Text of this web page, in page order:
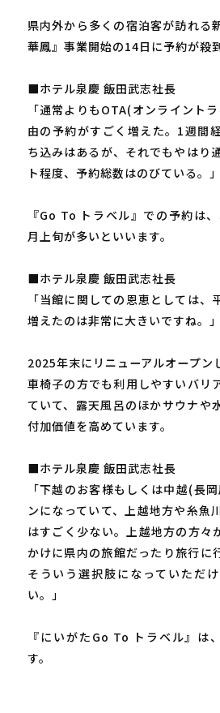
県内外から多くの宿泊客が訪れる
華鳳』事業開始の14日に予約が殺
■ホテル泉慶 飯田武志社長
「通常よりもOTA(オンライント
由の予約がすごく増えた。1週間
ち込みはあるが、それでもやはり
ト程度、予約総数はのびている。」
『Go To トラベル』での予約は
月上旬が多いといいます。
■ホテル泉慶 飯田武志社長
「当館に関しての恩恵としては、
増えたのは非常に大きいですね。」
2025年末にリニューアルオープン
車椅子の方でも利用しやすいバリ
ていて、露天風呂のほかサウナや
付加価値を高めています。
■ホテル泉慶 飯田武志社長
「下越のお客様もしくは中越(長
ンになっていて、上越地方や糸魚
はすごく少ない。上越地方の方々
かけに県内の旅館だったり旅行に
そういう選択肢になっていただ
い。」
『にいがたGo To トラベル』は
す。